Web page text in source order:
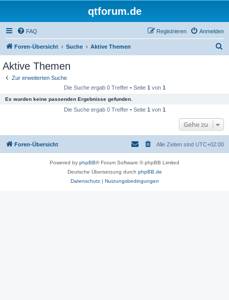
qtforum.de
FAQ Anmelden
Registrieren
Foren-Übersicht Suche Aktive Themen
Aktive Themen
Zur erweiterten Suche
Die Suche ergab 0 Treffer • Seite 1 von 1
Es wurden keine passenden Ergebnisse gefunden.
Die Suche ergab 0 Treffer • Seite 1 von 1
Gehe zu
Foren-Übersicht Alle Zeiten sind UTC+02:00
Powered by phpBB® Forum Software © phpBB Limited
Deutsche Übersetzung durch phpBB.de
Datenschutz| Nutzungsbedingungen